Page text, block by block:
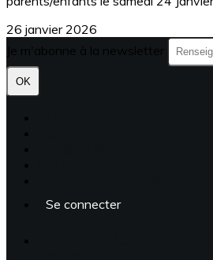
26 janvier 2026
OK
Se connecter